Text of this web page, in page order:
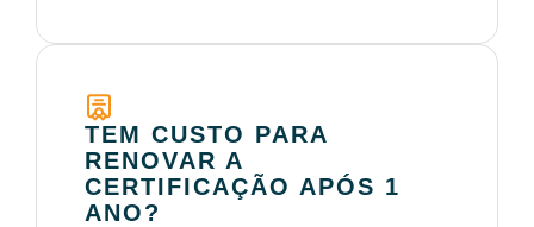
TEM CUSTO PARA
RENOVAR A
CERTIFICAÇÃO APÓS 1
ANO?